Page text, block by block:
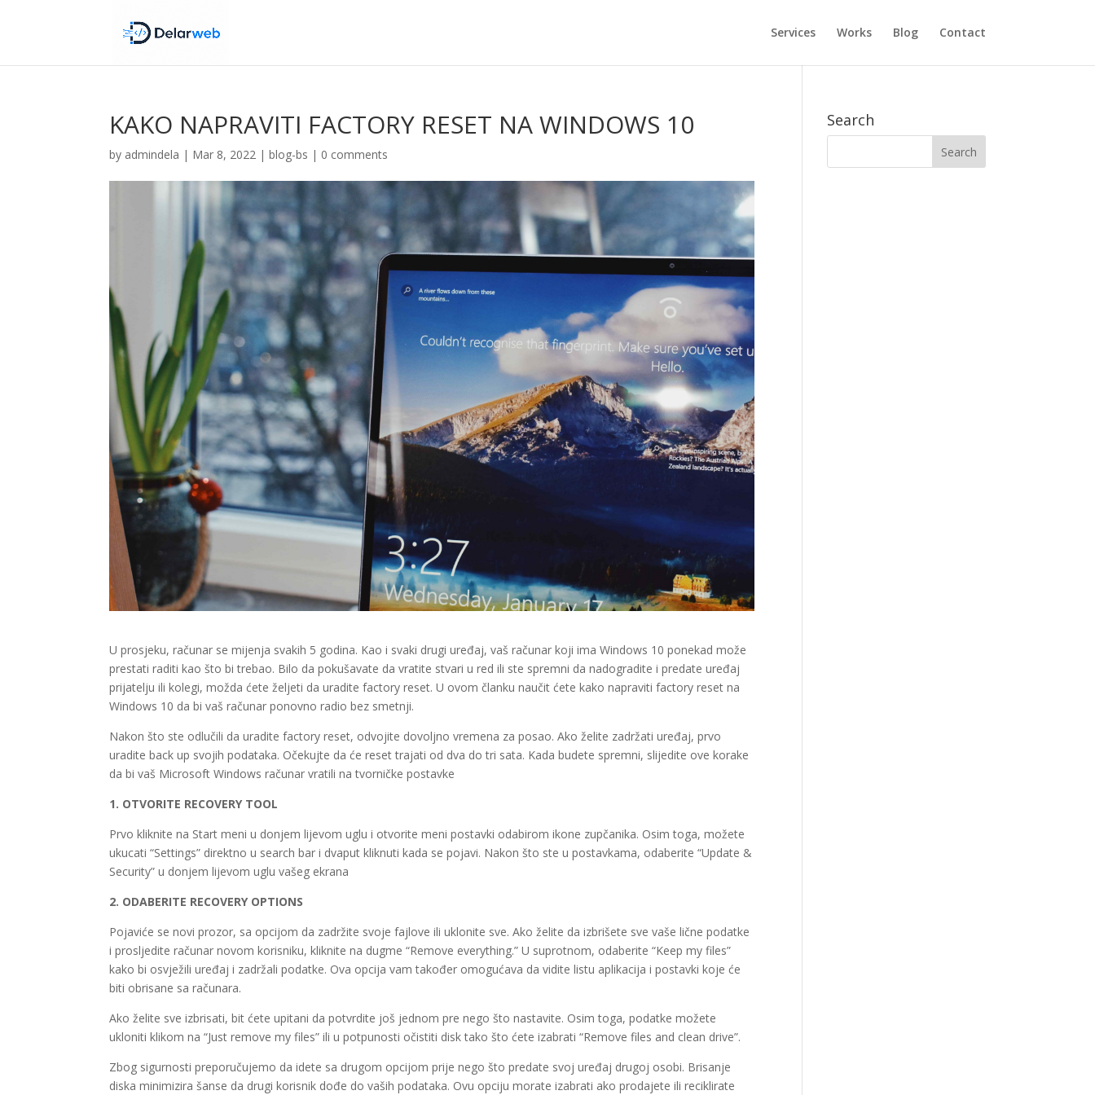
Services Works Blog Contact
KAKO NAPRAVITI FACTORY RESET NA WINDOWS 10
by admindela | Mar 8, 2022 |blog-bs | 0 comments
U prosjeku, računar se mijenja svakih 5 godina. Kao i svaki drugi uređaj, vaš računar koji ima Windows 10 ponekad može
prestati raditi kao što bi trebao. Bilo da pokušavate da vratite stvari u red ili ste spremni da nadogradite i predate uređaj
prijatelju ili kolegi, možda ćete željeti da uradite factory reset. U ovom članku naučit ćete kako napraviti factory reset na
Windows 10 da bi vaš računar ponovno radio bez smetnji.
Nakon što ste odlučili da uradite factory reset, odvojite dovoljno vremena za posao. Ako želite zadržati uređaj, prvo
uradite back up svojih podataka. Očekujte da će reset trajati od dva do tri sata. Kada budete spremni, slijedite ove korake
da bi vaš Microsoft Windows računar vratili na tvorničke postavke
1. OTVORITE RECOVERY TOOL
Prvo kliknite na Start meni u donjem lijevom uglu i otvorite meni postavki odabirom ikone zupčanika. Osim toga, možete
ukucati “Settings” direktno u search bar i dvaput kliknuti kada se pojavi. Nakon što ste u postavkama, odaberite “Update &
Security” u donjem lijevom uglu vašeg ekrana
2. ODABERITE RECOVERY OPTIONS
Pojaviće se novi prozor, sa opcijom da zadržite svoje fajlove ili uklonite sve. Ako želite da izbrišete sve vaše lične podatke
i prosljedite računar novom korisniku, kliknite na dugme “Remove everything.” U suprotnom, odaberite “Keep my files”
kako bi osvježili uređaj i zadržali podatke. Ova opcija vam također omogućava da vidite listu aplikacija i postavki koje će
biti obrisane sa računara.
Ako želite sve izbrisati, bit ćete upitani da potvrdite još jednom pre nego što nastavite. Osim toga, podatke možete
ukloniti klikom na “Just remove my files” ili u potpunosti očistiti disk tako što ćete izabrati “Remove files and clean drive”.
Zbog sigurnosti preporučujemo da idete sa drugom opcijom prije nego što predate svoj uređaj drugoj osobi. Brisanje
diska minimizira šanse da drugi korisnik dođe do vaših podataka. Ovu opciju morate izabrati ako prodajete ili reciklirate
Search